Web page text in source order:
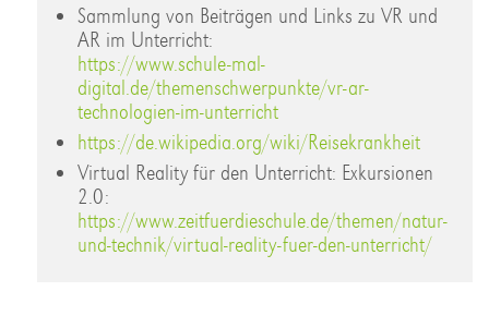
Sammlung von Beiträgen und Links zu VR und
AR im Unterricht:
https://www.schule-mal-
digital.de/themenschwerpunkte/vr-ar-
technologien-im-unterricht
https://de.wikipedia.org/wiki/Reisekrankheit
Virtual Reality für den Unterricht: Exkursionen
2.0:
https://www.zeitfuerdieschule.de/themen/natur-
und-technik/virtual-reality-fuer-den-unterricht/